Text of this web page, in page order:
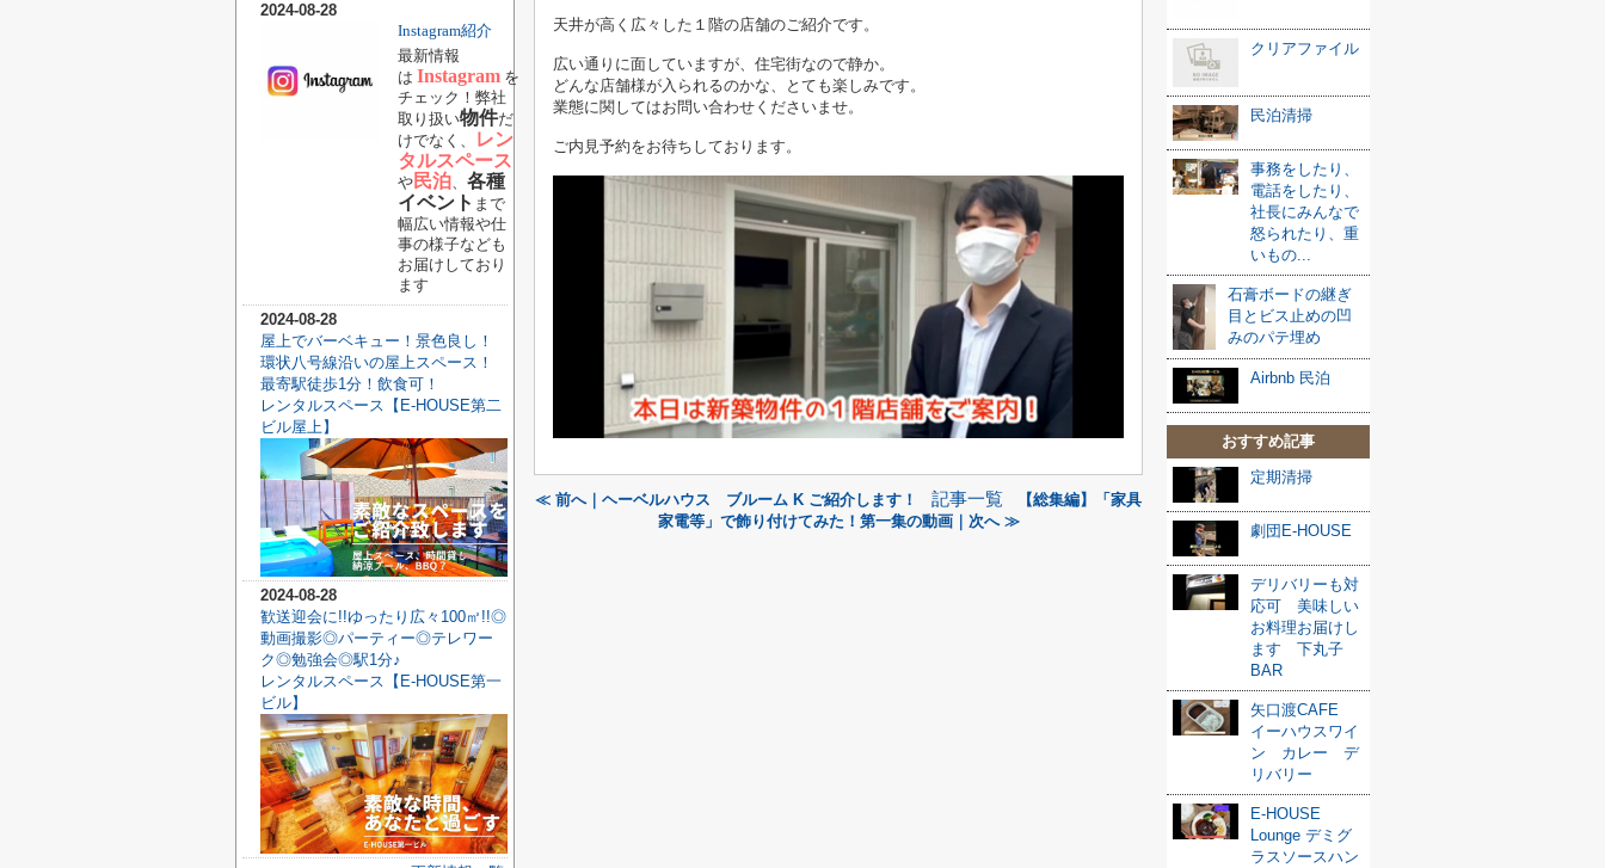
天井が高く広々した１階の店舗のご紹介です。
広い通りに面していますが、住宅街なので静か。
どんな店舗様が入られるのかな、
とても楽しみです。
業態に関してはお問い合わせくださいませ。
ご内見予約をお待ちしております。
≪ 前へ｜ヘーベルハウス ブルーム K ご紹介します！ 記事一覧
【総集編】「家具
家電等」で飾り付けてみた！第一集の動画｜次へ ≫
クリアファイル
民泊清掃
事務をしたり、
電話をしたり、
社長にみんなで
怒られたり、重
いもの...
石膏ボードの継ぎ
目とビス止めの凹
みのパテ埋め
Airbnb 民泊
おすすめ記事
定期清掃
劇団E-HOUSE
デリバリーも対
応可 美味しい
お料理お届けし
ます 下丸子
BAR
矢口渡CAFE
イーハウスワイ
ン カレー デ
リバリー
E-HOUSE
Lounge デミグ
ラスソースハン
2024-08-28
Instagram紹介
最新情報
は Instagram を
チェック！弊社
取り扱い物件だ
けでなく、
レン
タルスペース
や 民泊、 各種
イベント まで
幅広い情報や仕
事の様子なども
お届けしており
ます
2024-08-28
屋上でバーベキュー！景色良し！
環状八号線沿いの屋上スペース！
最寄駅徒歩1分！飲食可！
レンタルスペース【E-HOUSE第二
ビル屋上】
2024-08-28
歓送迎会に!!ゆったり広々100㎡!!◎
動画撮影◎パーティー◎テレワー
ク◎勉強会◎駅1分♪
レンタルスペース【E-HOUSE第一
ビル】